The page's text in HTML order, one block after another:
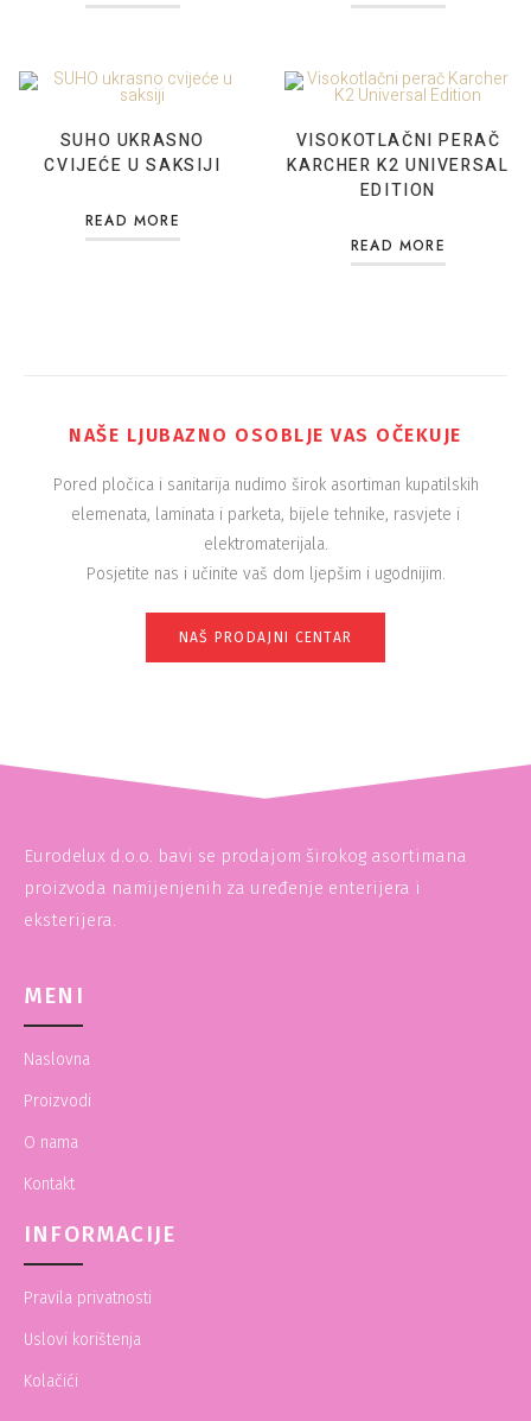
SUHO UKRASNO
CVIJEĆE U SAKSIJI
READ MORE
VISOKOTLAČNI PERAČ
KARCHER K2 UNIVERSAL
EDITION
READ MORE
NAŠE LJUBAZNO OSOBLJE VAS OČEKUJE
Pored pločica i sanitarija nudimo širok asortiman kupatilskih
elemenata, laminata i parketa, bijele tehnike, rasvjete i
elektromaterijala.
Posjetite nas i učinite vaš dom ljepšim i ugodnijim.
NAŠ PRODAJNI CENTAR
Eurodelux d.o.o. bavi se prodajom širokog asortimana
proizvoda namijenjenih za uređenje enterijera i
eksterijera.
MENI
Naslovna
Proizvodi
O nama
Kontakt
INFORMACIJE
Pravila privatnosti
Uslovi korištenja
Kolačići